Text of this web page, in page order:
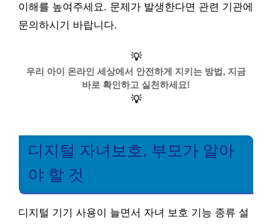
이해를 높여주세요. 문제가 발생한다면 관련 기관에
문의하시기 바랍니다.
💡
우리 아이 온라인 세상에서 안전하게 지키는 방법, 지금
바로 확인하고 실천하세요!
💡
디지털 자녀보호, 부모가 알아
야 할 것
디지털 기기 사용이 늘면서 자녀 보호 기능 종류 설